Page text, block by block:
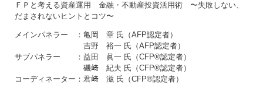
ＦＰと考える資産運用 金融・不動産投資活用術 〜失敗しない、
だまされないヒントとコツ〜
メインパネラー ：亀岡 章 氏（AFP認定者）
吉野 裕一 氏（AFP認定者）
サブパネラー ：益田 眞一 氏（CFP®認定者）
磯﨑 紀夫 氏（CFP®認定者）
コーディネーター：君﨑 滋 氏（CFP®認定者）